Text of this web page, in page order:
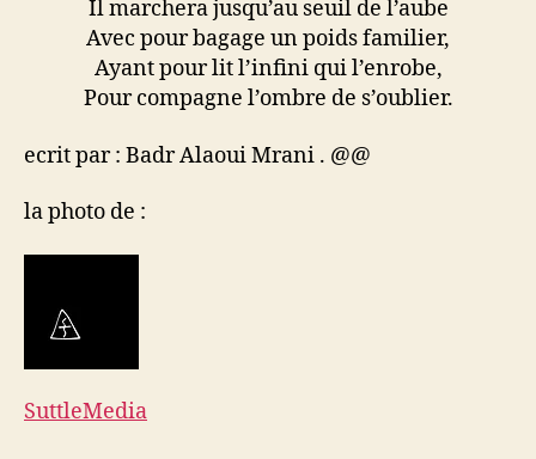
Il marchera jusqu’au seuil de l’aube
Avec pour bagage un poids familier,
Ayant pour lit l’infini qui l’enrobe,
Pour compagne l’ombre de s’oublier.
ecrit par : Badr Alaoui Mrani . @@
la photo de :
SuttleMedia